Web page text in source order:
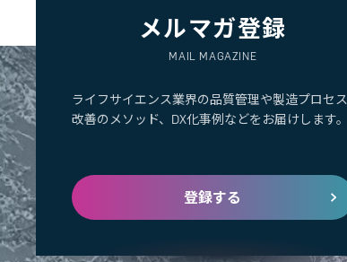
メルマガ登録
MAIL MAGAZINE
ライフサイエンス業界の品質管理や製造プロセス
改善のメソッド、DX化事例などをお届けします。
登録する